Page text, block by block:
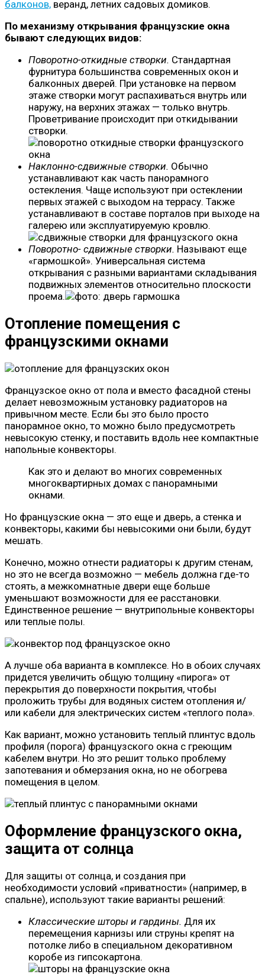
балконов, веранд, летних садовых домиков.
По механизму открывания французские окна
бывают следующих видов:
Поворотно-откидные створки. Стандартная
фурнитура большинства современных окон и
балконных дверей. При установке на первом
этаже створки могут распахиваться внутрь или
наружу, на верхних этажах — только внутрь.
Проветривание происходит при откидывании
створки.
Наклонно-сдвижные створки. Обычно
устанавливают как часть панорамного
остекления. Чаще используют при остеклении
первых этажей с выходом на террасу. Также
устанавливают в составе порталов при выходе на
галерею или эксплуатируемую кровлю.
Поворотно- сдвижные створки. Называют еще
«гармошкой». Универсальная система
открывания с разными вариантами складывания
подвижных элементов относительно плоскости
проема.
Отопление помещения с
французскими окнами
Французское окно от пола и вместо фасадной стены
делает невозможным установку радиаторов на
привычном месте. Если бы это было просто
панорамное окно, то можно было предусмотреть
невысокую стенку, и поставить вдоль нее компактные
напольные конвекторы.
Как это и делают во многих современных
многоквартирных домах с панорамными
окнами.
Но французские окна — это еще и дверь, а стенка и
конвекторы, какими бы невысокими они были, будут
мешать.
Конечно, можно отнести радиаторы к другим стенам,
но это не всегда возможно — мебель должна где-то
стоять, а межкомнатные двери еще больше
уменьшают возможности для ее расстановки.
Единственное решение — внутрипольные конвекторы
или теплые полы.
А лучше оба варианта в комплексе. Но в обоих случаях
придется увеличить общую толщину «пирога» от
перекрытия до поверхности покрытия, чтобы
проложить трубы для водяных систем отопления и/
или кабели для электрических систем «теплого пола».
Как вариант, можно установить теплый плинтус вдоль
профиля (порога) французского окна с греющим
кабелем внутри. Но это решит только проблему
запотевания и обмерзания окна, но не обогрева
помещения в целом.
Оформление французского окна,
защита от солнца
Для защиты от солнца, и создания при
необходимости условий «приватности» (например, в
спальне), используют такие варианты решений:
Классические шторы и гардины. Для их
перемещения карнизы или струны крепят на
потолке либо в специальном декоративном
коробе из гипсокартона.